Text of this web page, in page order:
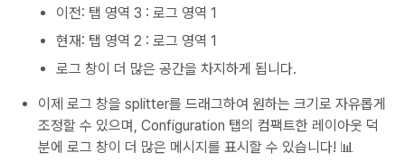
이전: 탭 영역 3 : 로그 영역 1
현재: 탭 영역 2 : 로그 영역 1
로그 창이 더 많은 공간을 차지하게 됩니다.
이제 로그 창을 splitter를 드래그하여 원하는 크기로 자유롭게
조정할 수 있으며, Configuration 탭의 컴팩트한 레이아웃 덕
분에 로그 창이 더 많은 메시지를 표시할 수 있습니다! 📊